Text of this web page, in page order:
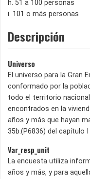
h. 51 a 100 personas
i. 101 o más personas
Descripción
Universo
El universo para la Gran
conformado por la
todo el territorio
encontrados en la
años y más que hayan
35b.(P6836) del capítulo
Var_resp_unit
La encuesta utiliza
años y más, y para